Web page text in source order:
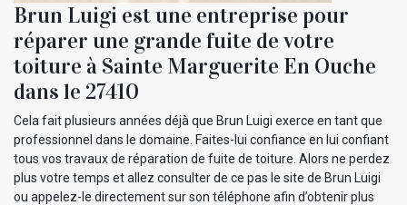
Brun Luigi est une entreprise pour
réparer une grande fuite de votre
toiture à Sainte Marguerite En Ouche
dans le 27410
Cela fait plusieurs années déjà que Brun Luigi exerce en tant que
professionnel dans le domaine. Faites-lui confiance en lui confiant
tous vos travaux de réparation de fuite de toiture. Alors ne perdez
plus votre temps et allez consulter de ce pas le site de Brun Luigi
ou appelez-le directement sur son téléphone afin d’obtenir plus